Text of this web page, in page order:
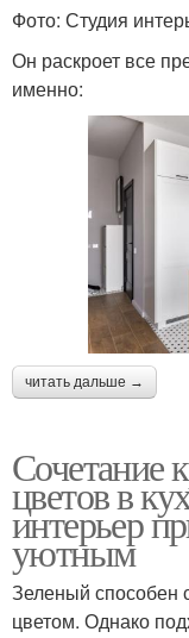
Фото: Студия
Он раскроет все
именно:
читать дальше →
Сочетание
цветов в
интерьер
уютным
Зеленый способен
цветом. Однако